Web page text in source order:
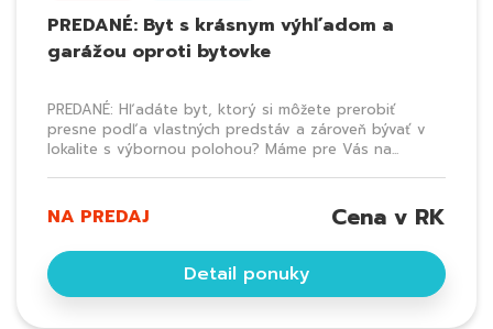
PREDANÉ: Byt s krásnym výhľadom a
garážou oproti bytovke
PREDANÉ: Hľadáte byt, ktorý si môžete prerobiť
presne podľa vlastných predstáv a zároveň bývať v
lokalite s výbornou polohou? Máme pre Vás na...
NA PREDAJ Cena v RK
Detail ponuky